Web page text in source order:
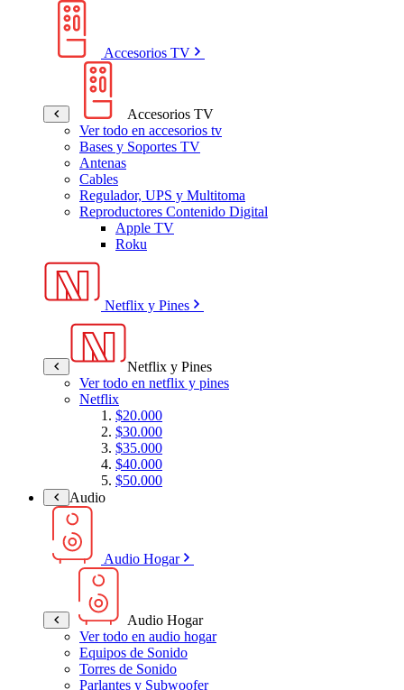
Accesorios TV
Accesorios TV
Ver todo en accesorios tv
Bases y Soportes TV
Antenas
Cables
Regulador, UPS y Multitoma
Reproductores Contenido Digital
Apple TV
Roku
Netflix y Pines
Netflix y Pines
Ver todo en netflix y pines
Netflix
$20.000
$30.000
$35.000
$40.000
$50.000
Audio
Audio Hogar
Audio Hogar
Ver todo en audio hogar
Equipos de Sonido
Torres de Sonido
Parlantes y Subwoofer